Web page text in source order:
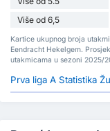
Više od 6,5
Kartice ukupnog broja
Eendracht Hekelgem.
utakmicama u sezoni 2025/
Prva liga A Statistika